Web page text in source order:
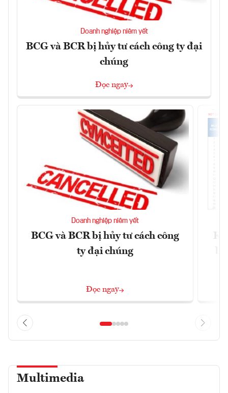
Doanh nghiệp niêm yết
BCG và BCR bị hủy tư cách công ty đại
chúng
Đọc ngay
Doanh nghiệp niêm yết
BCG và BCR bị hủy tư cách công
ty đại chúng
Đọc ngay
Multimedia